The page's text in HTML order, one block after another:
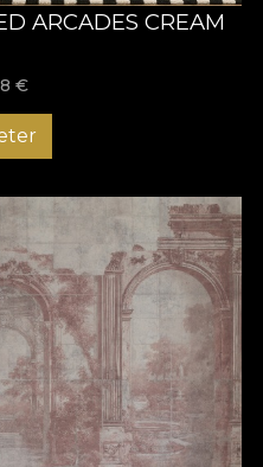
ARCADES CREAM
€